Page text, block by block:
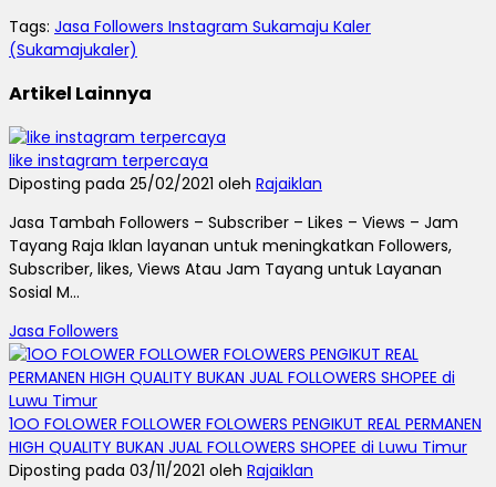
Tags: Jasa Followers Instagram Sukamaju Kaler
(Sukamajukaler)
Artikel Lainnya
like instagram terpercaya
Diposting pada 25/02/2021 oleh Rajaiklan
Jasa Tambah Followers – Subscriber – Likes – Views – Jam
Tayang Raja Iklan layanan untuk meningkatkan Followers,
Subscriber, likes, Views Atau Jam Tayang untuk Layanan
Sosial M...
Jasa Followers
1OO FOLOWER FOLLOWER FOLOWERS PENGIKUT REAL PERMANEN
HIGH QUALITY BUKAN JUAL FOLLOWERS SHOPEE di Luwu Timur
Diposting pada 03/11/2021 oleh Rajaiklan